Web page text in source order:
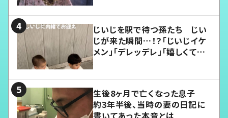
じいじを駅で待つ孫たち じい
じが来た瞬間…！？「じいじイケ
メン」「デレッデレ」「嬉しくて可
生後8ヶ月で亡くなった息子
約3年半後、当時の妻の日記に
書いてあった本音とは